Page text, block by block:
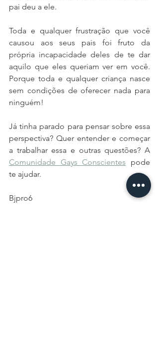
pai deu a ele.
Toda e qualquer frustração que você
causou aos seus pais foi fruto da
própria incapacidade deles de te dar
aquilo que eles queriam ver em você.
Porque toda e qualquer criança nasce
sem condições de oferecer nada para
ninguém!
Já tinha parado para pensar sobre essa
perspectiva? Quer entender e começar
Comunidade Gays Conscientes pode
te ajudar.
Bjpro6